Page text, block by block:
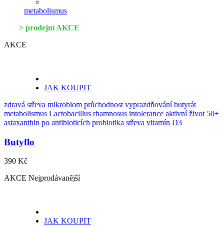
metabolismus
> prodejní AKCE
AKCE
JAK KOUPIT
zdravá střeva mikrobiom průchodnost vyprazdňování butyrát
metabolismus Lactobacillus rhamnosus intolerance aktivní život 50+
astaxanthin po antibioticích probiotika střeva vitamín D3
Butyflo
390 Kč
AKCE Nejprodávanější
JAK KOUPIT